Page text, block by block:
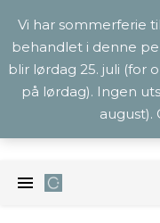
Vi har sommerferie
behandlet i denne
blir lørdag 25. juli (for
på lørdag). Ingen
august).